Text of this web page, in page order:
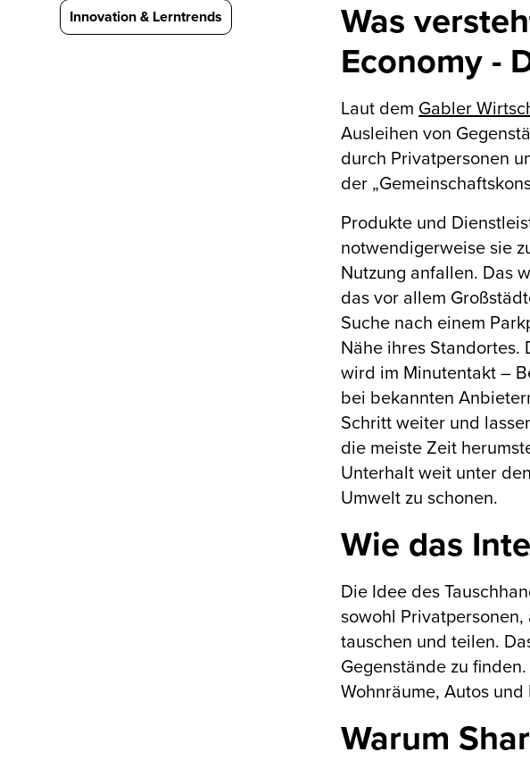
Innovation & Lerntrends
Was
Economy -
Laut dem Gabler
Ausleihen von
durch Privatpersonen
der
Produkte und
notwendigerweise sie
Nutzung anfallen. Das
das vor allem
Suche nach einem
Nähe ihres Standortes.
wird im Minutentakt –
bei bekannten
Schritt weiter und
die meiste Zeit
Unterhalt weit unter
Umwelt zu schonen.
Wie das
Die Idee des
sowohl
tauschen und teilen.
Gegenstände zu
Wohnräume, Autos
Warum